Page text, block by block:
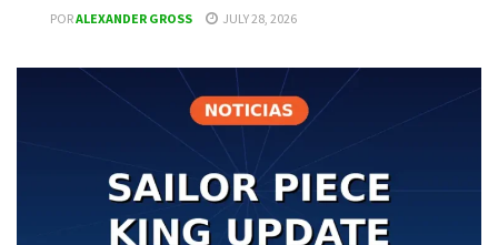
PORALEXANDER GROSS JULY 28, 2026